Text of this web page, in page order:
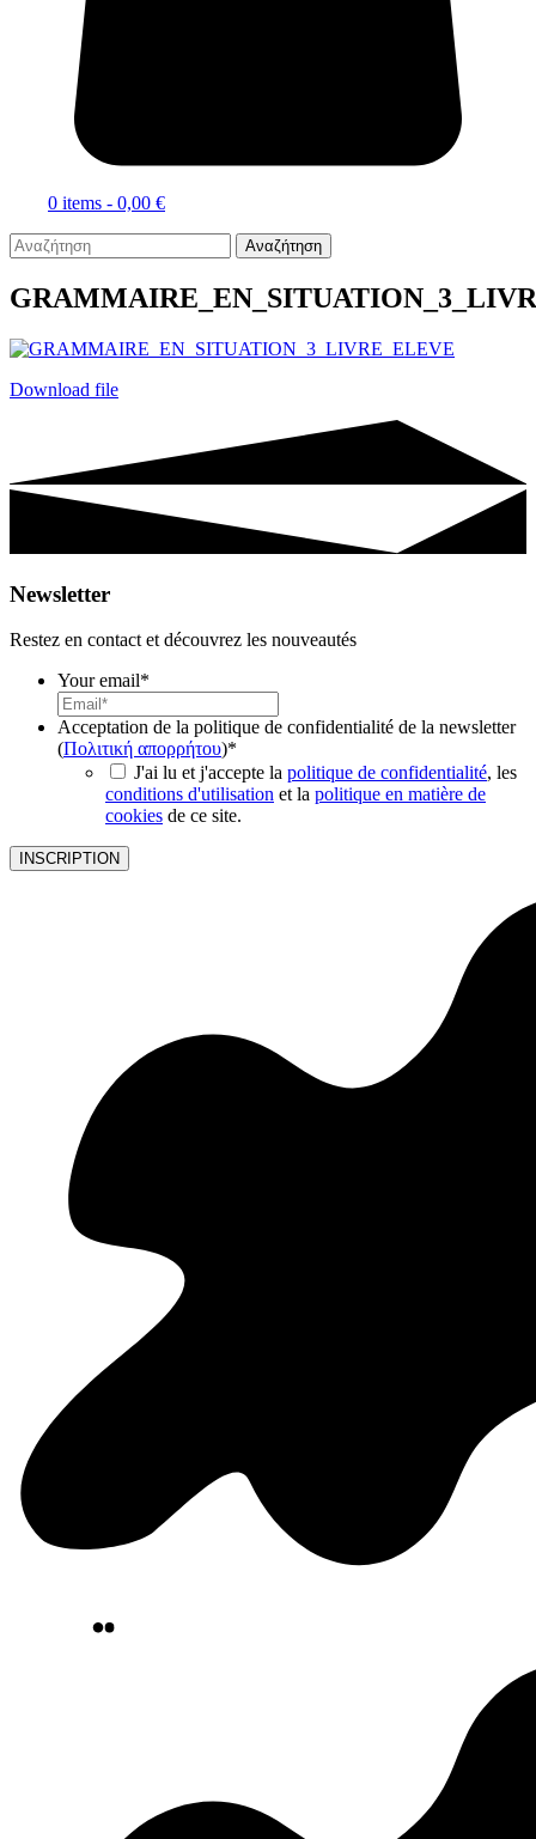
0 items - 0,00 €
Αναζήτηση
Download file
Newsletter
Restez en contact et découvrez les nouveautés
Your email*
Acceptation de la politique de confidentialité de la newsletter
(Πολιτική απορρήτου)*
J'ai lu et j'accepte la politique de confidentialité, les
conditions d'utilisation et la politique en matière de
cookies de ce site.